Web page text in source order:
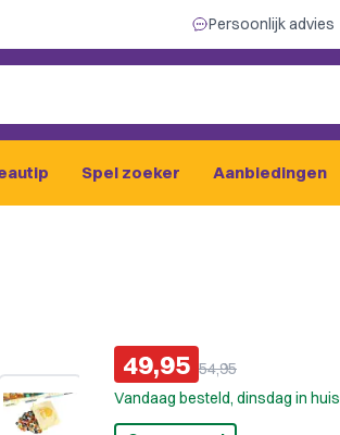
Persoonlijk advies
Spel zoeker Aanbiedingen
49,95 54,95
Vandaag besteld, dinsdag in huis